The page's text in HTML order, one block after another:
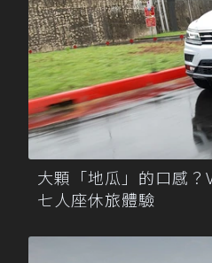
大顆「地瓜」的口感
七人座休旅體驗